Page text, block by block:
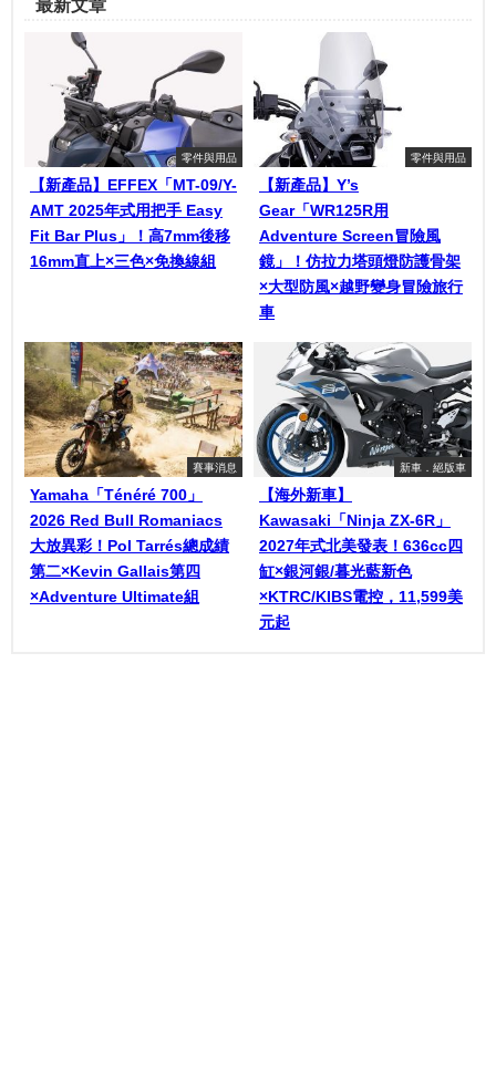
最新文章
零件與用品
【新產品】EFFEX「MT-09/Y-
AMT 2025年式用把手 Easy
Fit Bar Plus」！高7mm後移
16mm直上×三色×免換線組
零件與用品
【新產品】Y’s
Gear「WR125R用
Adventure Screen冒險風
鏡」！仿拉力塔頭燈防護骨架
×大型防風×越野變身冒險旅行
車
賽事消息
Yamaha「Ténéré 700」
2026 Red Bull Romaniacs
大放異彩！Pol Tarrés總成績
第二×Kevin Gallais第四
×Adventure Ultimate組
新車．絕版車
【海外新車】
Kawasaki「Ninja ZX-6R」
2027年式北美發表！636cc四
缸×銀河銀/暮光藍新色
×KTRC/KIBS電控，11,599美
元起